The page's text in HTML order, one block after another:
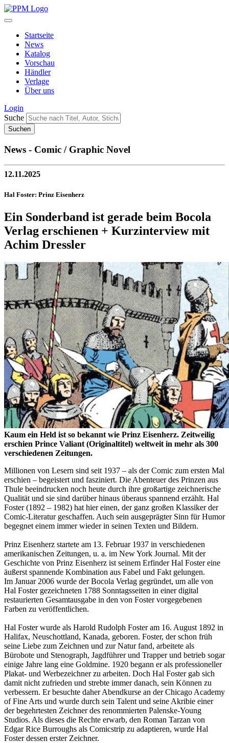
Startseite
News
Katalog
Vorschau
Händler
Verlage
Über uns
Login
Suche
News - Comic / Graphic Novel
12.11.2025
Hal Foster: Prinz Eisenherz
Ein Sonderband ist gerade beim Bocola
Verlag erschienen + Kurzinterview mit
Achim Dressler
Kaum ein Held ist so bekannt wie Prinz Eisenherz. Zeitweilig
erschien Prince Valiant (Originaltitel) weltweit in mehr als 300
verschiedenen Zeitungen.
Millionen von Lesern sind seit 1937 – als der Comic zum ersten Mal
erschien – begeistert und fasziniert. Die Abenteuer des Prinzen aus
Thule beeindrucken noch heute durch ihre großartige zeichnerische
Qualität und sie sind darüber hinaus überaus spannend erzählt. Hal
Foster (1892 – 1982) hat hier einen, der ganz großen Klassiker der
Comic-Literatur geschaffen. Auch sein ausgeprägter Sinn für Humor
begegnet einem immer wieder in seinen Texten und Bildern.
Prinz Eisenherz startete am 13. Februar 1937 in verschiedenen
amerikanischen Zeitungen, u. a. im New York Journal. Mit der
Geschichte von Prinz Eisenherz ist seinem Erfinder Hal Foster eine
äußerst spannende Kombination aus Fabel und Fakt gelungen.
Im Januar 2006 wurde der Bocola Verlag gegründet, um alle von
Hal Foster gezeichneten 1788 Sonntagsseiten in einer digital
restaurierten Gesamtausgabe in den von Foster vorgegebenen
Farben zu veröffentlichen.
Hal Foster wurde als Harold Rudolph Foster am 16. August 1892 in
Halifax, Neuschottland, Kanada, geboren. Foster, der schon früh
seine Liebe zum Zeichnen und zur Natur fand, arbeitete als
Bürobote und Stenograph, Jagdführer und Trapper und betrieb sogar
einige Jahre lang eine Goldmine. 1920 begann er als professioneller
Plakat- und Werbezeichner zu arbeiten. Doch Hal Foster gab sich
damit nicht zufrieden und strebte immer danach, sein Können zu
verbessern. Er besuchte daher Abendkurse an der Chicago Academy
of Fine Arts und wurde durch sein Talent und seine Akribie einer
der begehrtesten Zeichner des renommierten Palenske-Young
Studios. Als dieses die Rechte erwarb, den Roman Tarzan von
Edgar Rice Burroughs als Comicstrip zu adaptieren, wurde Hal
Foster dessen erster Zeichner.